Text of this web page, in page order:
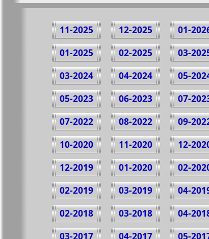
01-
12-2025
11-2025
03-
02-2025
01-2025
05-
04-2024
03-2024
07-
06-2023
05-2023
09-
08-2022
07-2022
12-
11-2020
10-2020
02-
01-2020
12-2019
04-
03-2019
02-2019
04-
03-2018
02-2018
05-
04-2017
03-2017